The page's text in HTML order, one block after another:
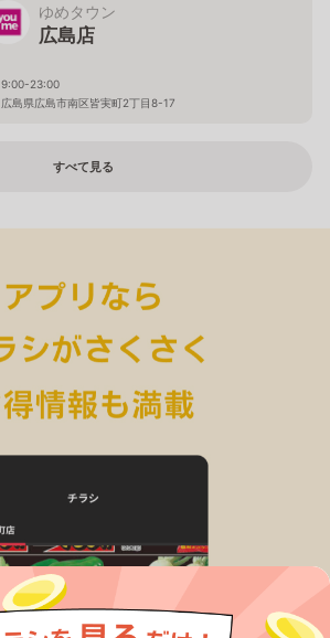
ゆめタウン
広島店
9:00-23:00
広島県広島市南区皆実町2丁目8-17
すべて見る